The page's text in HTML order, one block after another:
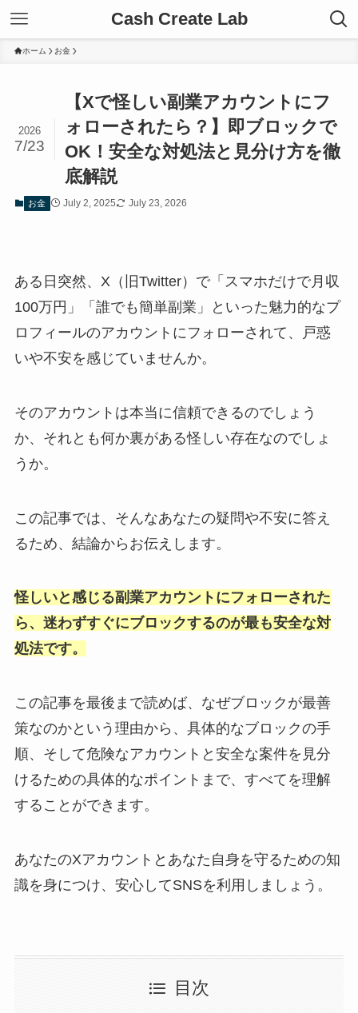
Cash Create Lab
ホーム お金
【Xで怪しい副業アカウントにフ
ォローされたら？】即ブロックで
OK！安全な対処法と見分け方を徹
底解説
2026
7/23
お金 July 2, 2025 July 23, 2026
ある日突然、X（旧Twitter）で「スマホだけで月収
100万円」「誰でも簡単副業」といった魅力的なプ
ロフィールのアカウントにフォローされて、戸惑
いや不安を感じていませんか。
そのアカウントは本当に信頼できるのでしょう
か、それとも何か裏がある怪しい存在なのでしょ
うか。
この記事では、そんなあなたの疑問や不安に答え
るため、結論からお伝えします。
怪しいと感じる副業アカウントにフォローされた
ら、迷わずすぐにブロックするのが最も安全な対
処法です。
この記事を最後まで読めば、なぜブロックが最善
策なのかという理由から、具体的なブロックの手
順、そして危険なアカウントと安全な案件を見分
けるための具体的なポイントまで、すべてを理解
することができます。
あなたのXアカウントとあなた自身を守るための知
識を身につけ、安心してSNSを利用しましょう。
目次